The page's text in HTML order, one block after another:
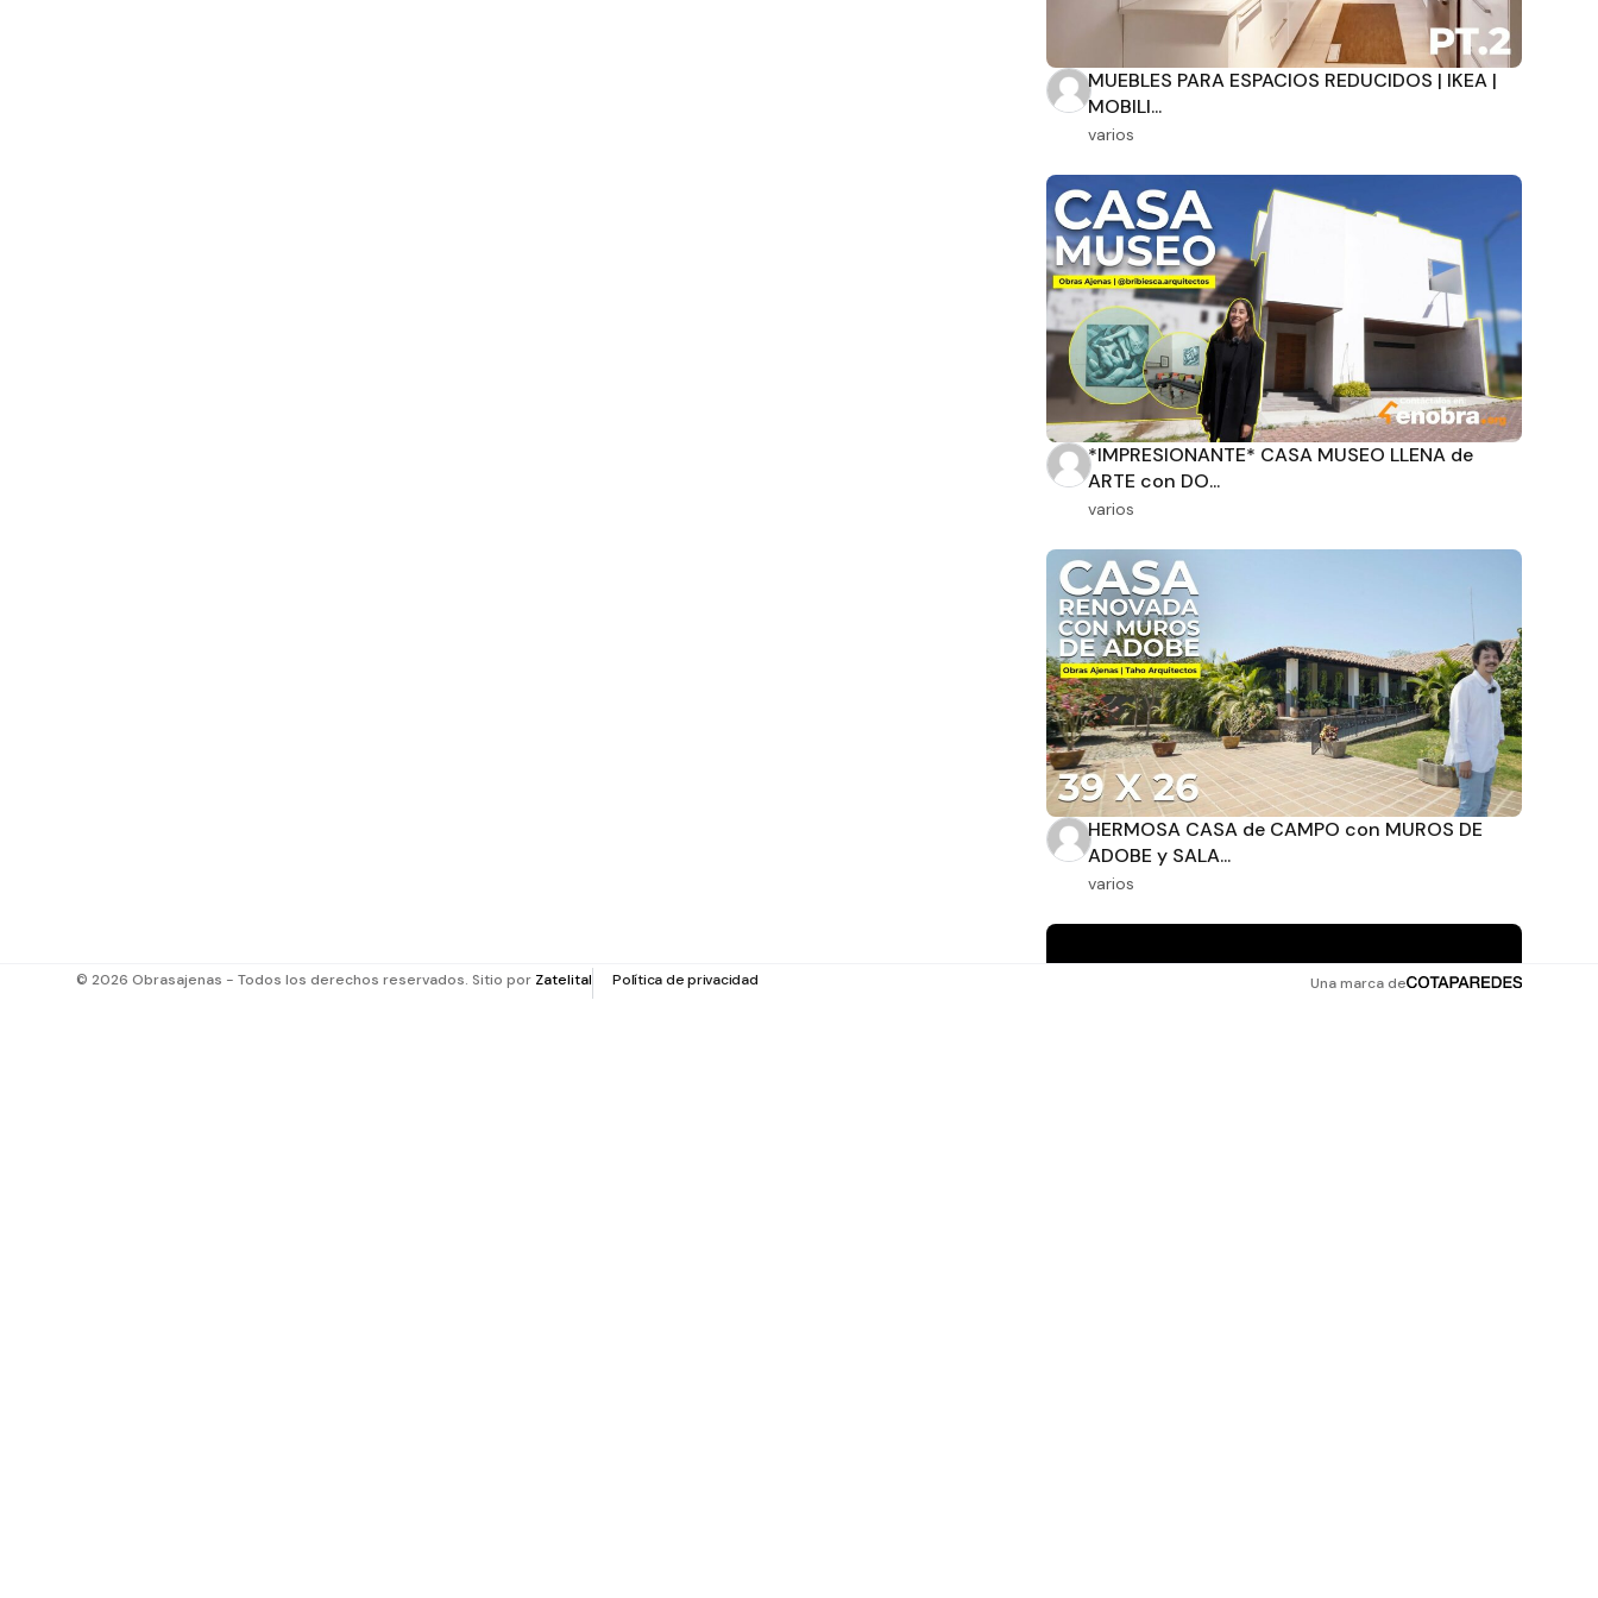
MUEBLES PARA ESPACIOS REDUCIDOS | IKEA |
MOBILI...
varios
*IMPRESIONANTE* CASA MUSEO LLENA de
ARTE con DO...
varios
HERMOSA CASA de CAMPO con MUROS DE
ADOBE y SALA...
varios
© 2026 Obrasajenas - Todos los derechos reservados. Sitio por Zatelital Política de privacidad Una marca de